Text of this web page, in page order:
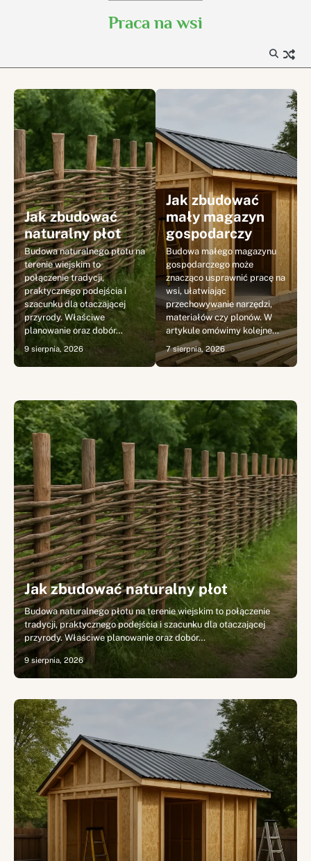
Praca na wsi
Jak zbudować
naturalny płot
Budowa naturalnego płotu na
terenie wiejskim to
połączenie tradycji,
praktycznego podejścia i
szacunku dla otaczającej
przyrody. Właściwe
planowanie oraz dobór…
9 sierpnia, 2026
Jak zbudować
mały magazyn
gospodarczy
Budowa małego magazynu
gospodarczego może
znacząco usprawnić pracę na
wsi, ułatwiając
przechowywanie narzędzi,
materiałów czy plonów. W
artykule omówimy kolejne…
7 sierpnia, 2026
Jak zbudować naturalny płot
Budowa naturalnego płotu na terenie wiejskim to połączenie
tradycji, praktycznego podejścia i szacunku dla otaczającej
przyrody. Właściwe planowanie oraz dobór…
9 sierpnia, 2026